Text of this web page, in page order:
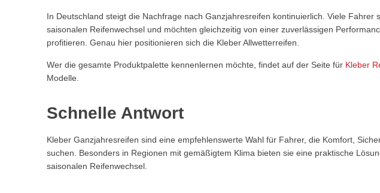
6.2. Performance bei Nässe
6.3. Einsatz im Winter
7. Preis-Leistungs-Verhältnis
7.1. Für wen lohnt sich Kleber besonders?
8. Vergleich mit wichtigen Wettbewerbern
8.2. Kleber oder Goodyear?
8.3. Kleber oder Hankook?
10. Welcher Kleber Ganzjahresreifen ist die richtige Wahl?
10.1. Für Kleinwagen
In Deutschland steigt die Nachfrage nach Ganzjahresreifen kontinuierlich. Viele Fahrer
saisonalen Reifenwechsel und möchten gleichzeitig von einer zuverlässigen
profitieren. Genau hier positionieren sich die Kleber Allwetterreifen.
Wer die gesamte Produktpalette kennenlernen möchte, findet auf der Seite für Kleber
Modelle.
Schnelle Antwort
Kleber Ganzjahresreifen sind eine empfehlenswerte Wahl für Fahrer, die Komfort,
suchen. Besonders in Regionen mit gemäßigtem Klima bieten sie eine praktische
saisonalen Reifenwechsel.